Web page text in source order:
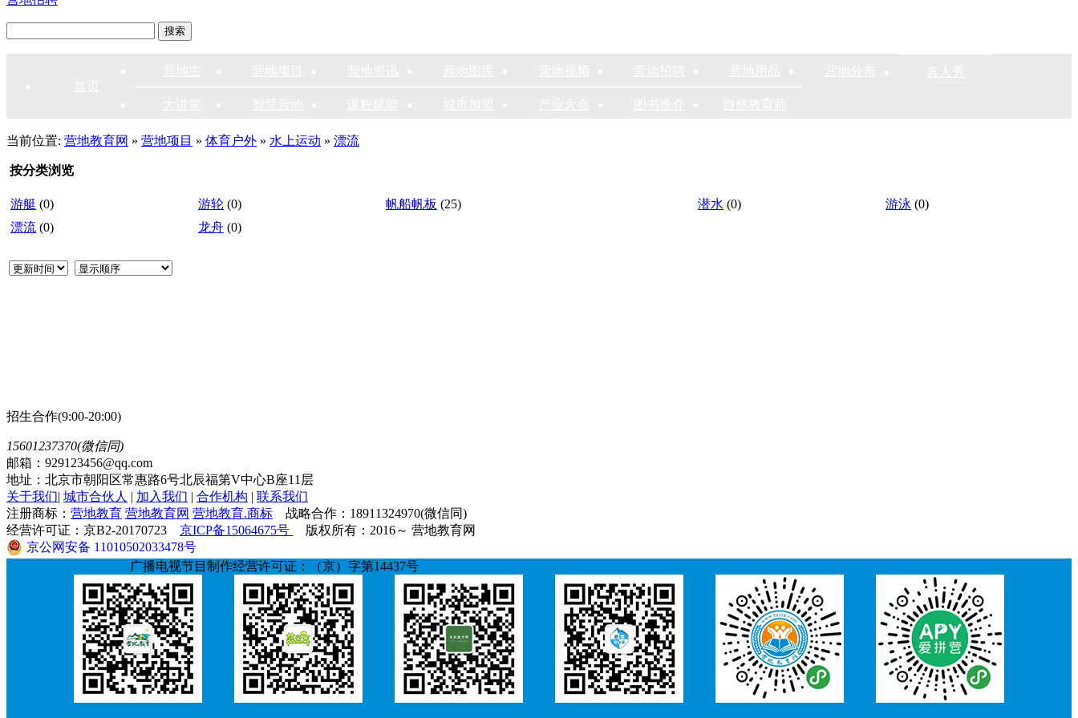
当前位置: 营地教育网 » 营地项目 » 体育户外 » 水上运动 » 漂流
按分类浏览
游艇 (0) 游轮 (0) 帆船帆板 (25) 潜水 (0) 游泳 (0)
漂流 (0) 龙舟 (0)
招生合作(9:00-20:00)
15601237370(微信同)
邮箱：929123456@qq.com
地址：北京市朝阳区常惠路6号北辰福第V中心B座11层
关于我们| 城市合伙人 | 加入我们 | 合作机构 | 联系我们
注册商标： 营地教育 营地教育网 营地教育.商标 战略合作：18911324970(微信同)
经营许可证：京B2-20170723 京ICP备15064675号
版权所有：2016～ 营地教育网
京公网安备 11010502033478号
广播电视节目制作经营许可证：（京）字第14437号